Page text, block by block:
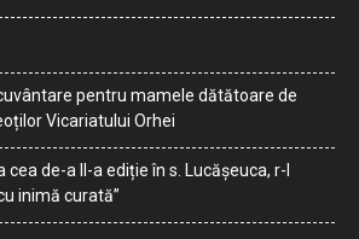
pentru mamele dătătoare de
Vicariatului Orhei
de-a II-a ediție în s. Lucășeuca, r-l
inimă curată”